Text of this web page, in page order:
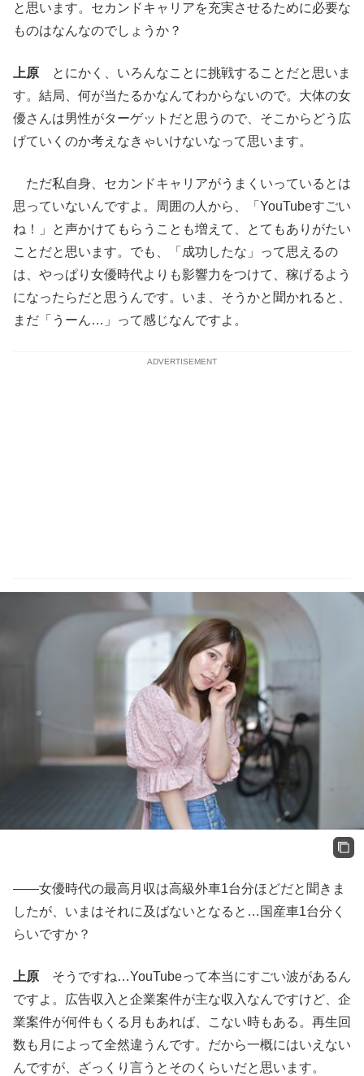
と思います。セカンドキャリアを充実させるために必要な
ものはなんなのでしょうか？
上原
とにかく、いろんなことに挑戦することだと思いま
す。結局、何が当たるかなんてわからないので。大体の女
優さんは男性がターゲットだと思うので、そこからどう広
げていくのか考えなきゃいけないなって思います。
ただ私自身、セカンドキャリアがうまくいっているとは
思っていないんですよ。周囲の人から、「YouTubeすごい
ね！」と声かけてもらうことも増えて、とてもありがたい
ことだと思います。でも、「成功したな」って思えるの
は、やっぱり女優時代よりも影響力をつけて、稼げるよう
になったらだと思うんです。いま、そうかと聞かれると、
まだ「うーん…」って感じなんですよ。
ADVERTISEMENT
――女優時代の最高月収は高級外車1台分ほどだと聞きま
したが、いまはそれに及ばないとなると…国産車1台分く
らいですか？
上原 そうですね…YouTubeって本当にすごい波があるん
ですよ。広告収入と企業案件が主な収入なんですけど、企
業案件が何件もくる月もあれば、こない時もある。再生回
数も月によって全然違うんです。だから一概にはいえない
んですが、ざっくり言うとそのくらいだと思います。